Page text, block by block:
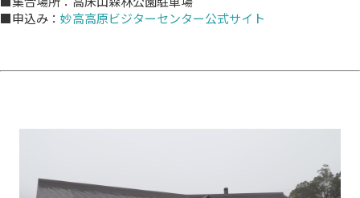
■申込み： 妙高高原ビジターセンター公式サイト